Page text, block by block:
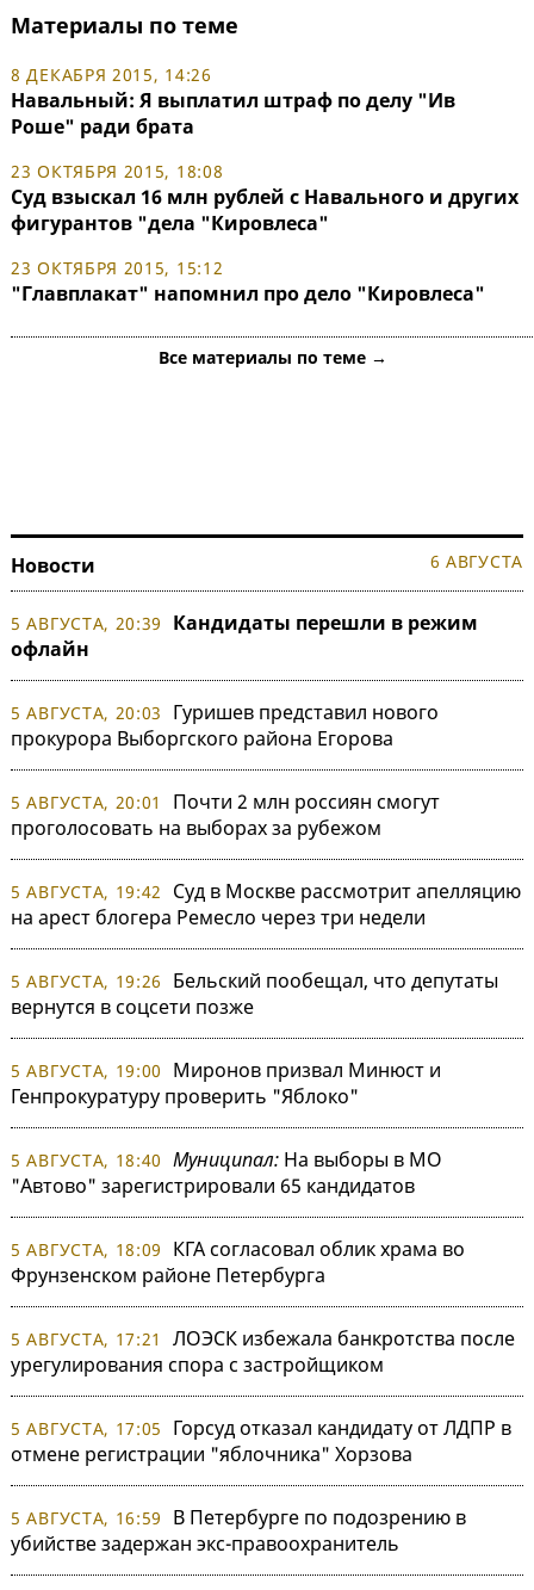
Материалы по теме
8 ДЕКАБРЯ 2015, 14:26
Навальный: Я выплатил штраф по делу "Ив
Роше" ради брата
23 ОКТЯБРЯ 2015, 18:08
Суд взыскал 16 млн рублей с Навального и других
фигурантов "дела "Кировлеса"
23 ОКТЯБРЯ 2015, 15:12
"Главплакат" напомнил про дело "Кировлеса"
Все материалы по теме →
Новости 6 АВГУСТА
5 АВГУСТА, 20:39
Кандидаты перешли в режим
офлайн
5 АВГУСТА, 20:03
Гуришев представил нового
прокурора Выборгского района Егорова
5 АВГУСТА, 20:01
Почти 2 млн россиян смогут
проголосовать на выборах за рубежом
5 АВГУСТА, 19:42
Суд в Москве рассмотрит апелляцию
на арест блогера Ремесло через три недели
5 АВГУСТА, 19:26
Бельский пообещал, что депутаты
вернутся в соцсети позже
5 АВГУСТА, 19:00
Миронов призвал Минюст и
Генпрокуратуру проверить "Яблоко"
5 АВГУСТА, 18:40 Муниципал: На выборы в МО
"Автово" зарегистрировали 65 кандидатов
5 АВГУСТА, 18:09
КГА согласовал облик храма во
Фрунзенском районе Петербурга
5 АВГУСТА, 17:21
ЛОЭСК избежала банкротства после
урегулирования спора с застройщиком
5 АВГУСТА, 17:05
Горсуд отказал кандидату от ЛДПР в
отмене регистрации "яблочника" Хорзова
5 АВГУСТА, 16:59
В Петербурге по подозрению в
убийстве задержан экс-правоохранитель